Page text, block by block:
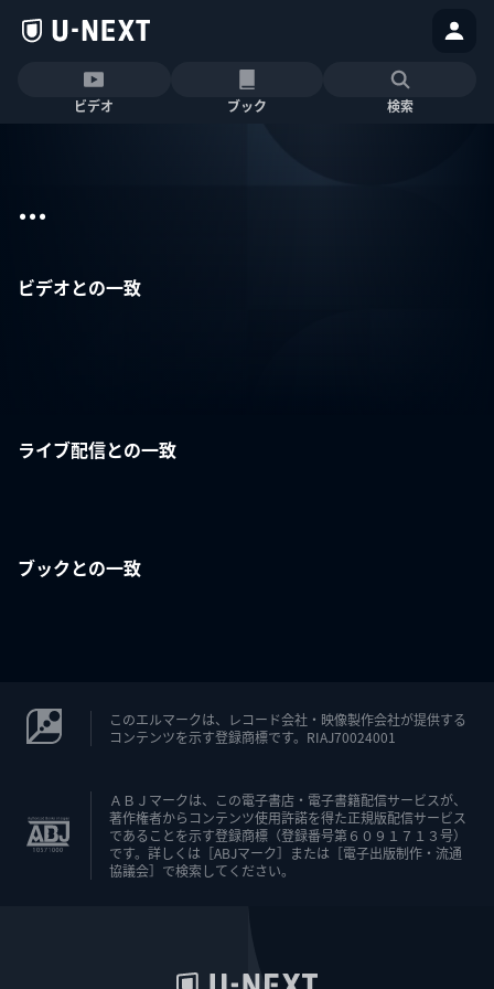
ビデオ ブック 検索
...
ビデオとの一致
ライブ配信との一致
ブックとの一致
このエルマークは、レコード会社・映像製作会社が提供する
コンテンツを示す登録商標です。RIAJ70024001
ＡＢＪマークは、この電子書店・電子書籍配信サービスが、
著作権者からコンテンツ使用許諾を得た正規版配信サービス
であることを示す登録商標（登録番号第６０９１７１３号）
です。詳しくは［ABJマーク］または［電子出版制作・流通
協議会］で検索してください。